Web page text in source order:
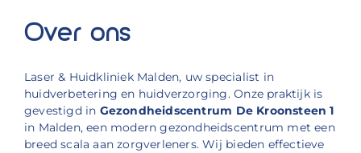
Over ons
Laser & Huidkliniek Malden, uw specialist in
huidverbetering en huidverzorging. Onze praktijk is
gevestigd in Gezondheidscentrum De Kroonsteen 1
in Malden, een modern gezondheidscentrum met een
breed scala aan zorgverleners. Wij bieden effectieve